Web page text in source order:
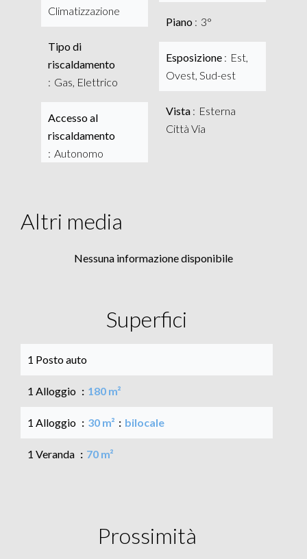
Climatizzazione
Tipo di
riscaldamento
Gas, Elettrico
Accesso al
riscaldamento
Autonomo
Piano 3°
Esposizione
Est,
Ovest, Sud-est
Vista
Esterna
Città Via
Altri media
Nessuna informazione disponibile
Superfici
1 Posto auto
1 Alloggio 180 m²
1 Alloggio 30 m² bilocale
1 Veranda 70 m²
Prossimità